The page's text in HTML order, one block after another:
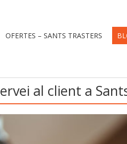
OFERTES – SANTS TRASTERS
al client a